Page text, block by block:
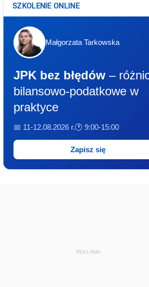
SZKOLENIE ONLINE
Małgorzata Tarkowska
JPK bez błędów –
bilansowo-podatkowe w
praktyce
📅 11-12.08.2026 r.🕐 9:00-15:00
Zapisz się
REKLAMA